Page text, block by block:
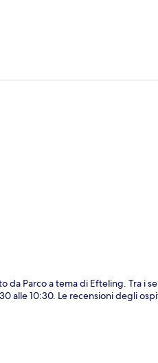
da Parco a tema di Efteling. Tra i
alle 10:30. Le recensioni degli